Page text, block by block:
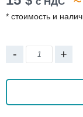
* стоимость и
- +